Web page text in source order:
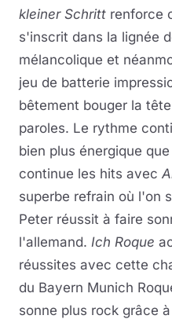
kleiner Schritt renforce
s'inscrit dans la lignée
mélancolique et
jeu de batterie
bêtement bouger la
paroles. Le rythme
bien plus énergique
continue les hits avec
superbe refrain où l'on
Peter réussit à faire
l'allemand. Ich Roque
réussites avec cette
du Bayern Munich
sonne plus rock grâce